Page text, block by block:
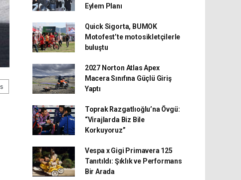
Eylem Planı
Quick Sigorta, BUMOK
Motofest’te motosikletçilerle
buluştu
2027 Norton Atlas Apex
Macera Sınıfına Güçlü Giriş
Yaptı
Toprak Razgatlıoğlu’na Övgü:
“Virajlarda Biz Bile
Korkuyoruz”
Vespa x Gigi Primavera 125
Tanıtıldı: Şıklık ve Performans
Bir Arada